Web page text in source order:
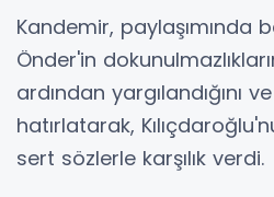
Kandemir, paylaşımında
Önder'in
ardından yargılandığını
hatırlatarak,
sert sözlerle karşılık verdi.